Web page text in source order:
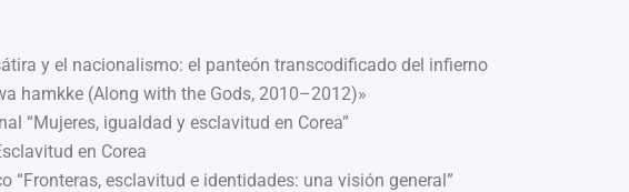
y el nacionalismo: el panteón transcodificado del infierno
hamkke (Along with the Gods, 2010–2012)»
“Mujeres, igualdad y esclavitud en Corea”
en Corea
“Fronteras, esclavitud e identidades: una visión general”